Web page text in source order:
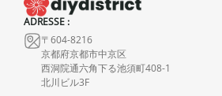
le montant de votre commande, hors
Aucun remboursement ne sera effectué
endommagés.
En cas de défaut de notre part,
ADRESSE :
〒604-8216
京都府京都市中京区
西洞院通六角下る池須町408-1
北川ビル3F